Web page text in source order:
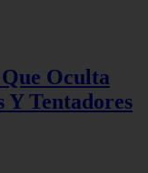
Oculta
Y Tentadores